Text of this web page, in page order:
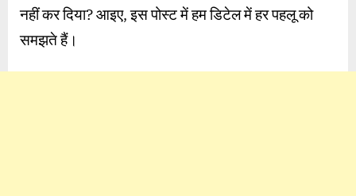
Camera,
नहीं कर दिया? आइए, इस पोस्ट में हम डिटेल में हर पहलू को
समझते हैं।